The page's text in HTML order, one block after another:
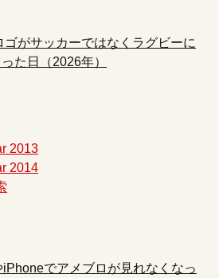
ゴがサッカーではなくラグビーに
た日（2026年）
2013
2014
iPhoneでアメブロが見れなくなっ